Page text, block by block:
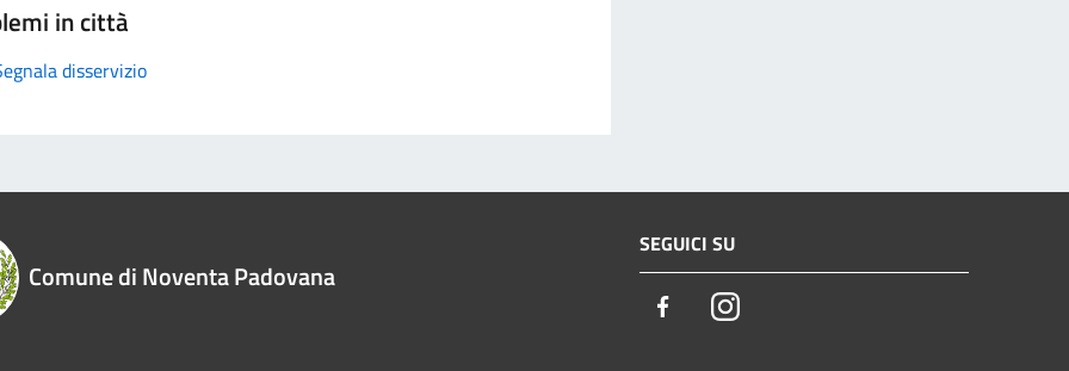
in città
disservizio
Comune di Noventa Padovana
SEGUICI SU
FacebookInstagram